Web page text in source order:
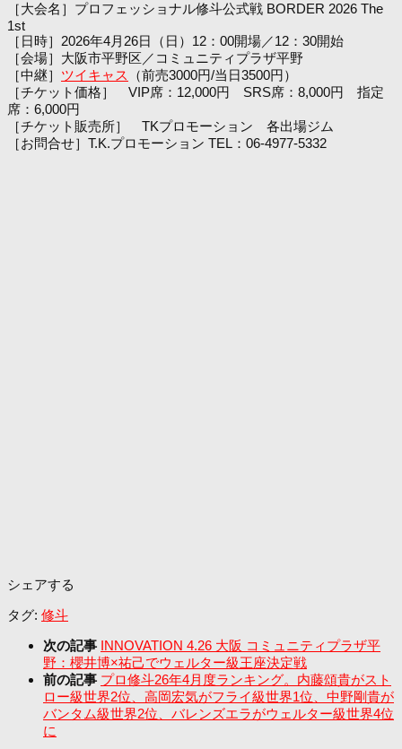
［大会名］プロフェッショナル修斗公式戦 BORDER 2026 The
1st
［日時］2026年4月26日（日）12：00開場／12：30開始
［会場］大阪市平野区／コミュニティプラザ平野
［中継］ ツイキャス
（前売3000円/当日3500円）
［チケット価格］ VIP席：12,000円 SRS席：8,000円 指定
席：6,000円
［チケット販売所］ TKプロモーション 各出場ジム
［お問合せ］T.K.プロモーション TEL：06-4977-5332
シェアする
タグ: 修斗
次の記事 INNOVATION 4.26 大阪 コミュニティプラザ平
野：櫻井博×祐己でウェルター級王座決定戦
前の記事 プロ修斗26年4月度ランキング。内藤頌貴がスト
ロー級世界2位、高岡宏気がフライ級世界1位、中野剛貴が
バンタム級世界2位、バレンズエラがウェルター級世界4位
に